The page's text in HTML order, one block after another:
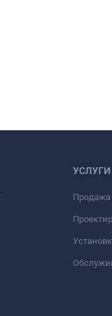
УСЛУГИ
Продажа